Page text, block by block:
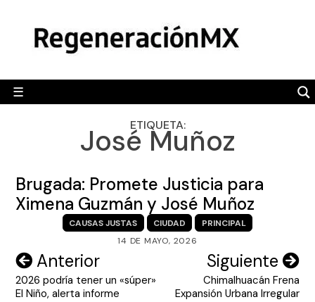
content
☰
POLÍTICA
CAMALEÓN
OPINIÓN
ENGLISH SECTION
VIDEOS
ETIQUETA:
José Muñoz
Brugada: Promete Justicia para
Ximena Guzmán y José Muñoz
CAUSAS JUSTAS CIUDAD
PRINCIPAL
14 DE MAYO, 2026
Navegación
de
Anterior
2026 podría tener un «súper»
El Niño, alerta informe
Siguiente
Chimalhuacán Frena
Expansión Urbana Irregular